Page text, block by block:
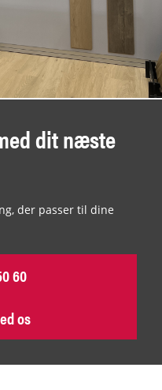
dit næste
der passer til dine
60
os